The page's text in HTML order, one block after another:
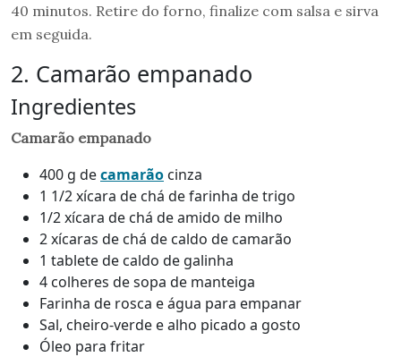
40 minutos. Retire do forno, finalize com salsa e sirva
em seguida.
2. Camarão empanado
Ingredientes
Camarão empanado
400 g decamarão cinza
1 1/2 xícara de chá de farinha de trigo
1/2 xícara de chá de amido de milho
2 xícaras de chá de caldo de camarão
1 tablete de caldo de galinha
4 colheres de sopa de manteiga
Farinha de rosca e água para empanar
Sal, cheiro-verde e alho picado a gosto
Óleo para fritar